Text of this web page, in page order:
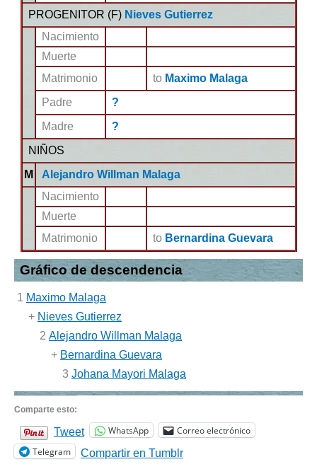
PROGENITOR (F) Nieves Gutierrez
Nacimiento
Muerte
Matrimonio
to Maximo Malaga
Padre
?
Madre
?
NIÑOS
M
Alejandro Willman Malaga
Nacimiento
Muerte
Matrimonio
to Bernardina Guevara
Gráfico de descendencia
1 Maximo Malaga
+ Nieves Gutierrez
2 Alejandro Willman Malaga
+ Bernardina Guevara
3 Johana Mayori Malaga
Comparte esto:
Tweet WhatsApp
Correo electrónico
Telegram
Compartir en Tumblr